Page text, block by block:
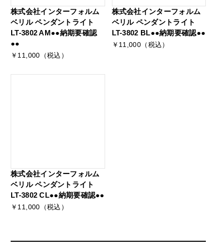
株式会社インターフォルム
ベリル ペンダントライト
LT-3802 AM●●納期要確認
●●
￥11,000（税込）
株式会社インターフォルム
ベリル ペンダントライト
LT-3802 BL●●納期要確認●●
￥11,000（税込）
株式会社インターフォルム
ベリル ペンダントライト
LT-3802 CL●●納期要確認●●
￥11,000（税込）